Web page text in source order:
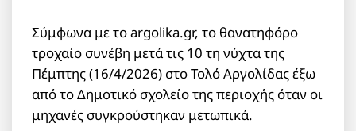
Σύμφωνα με το argolika.gr, το θανατηφόρο
τροχαίο συνέβη μετά τις 10 τη νύχτα της
Πέμπτης (16/4/2026) στο Τολό Αργολίδας έξω
από το Δημοτικό σχολείο της περιοχής όταν οι
μηχανές συγκρούστηκαν μετωπικά.